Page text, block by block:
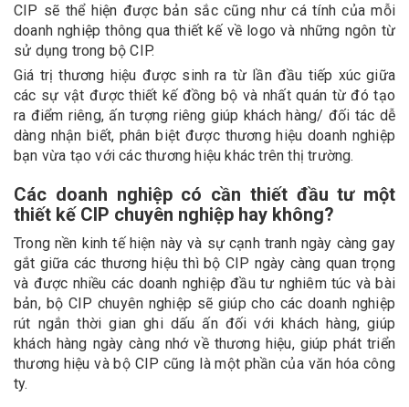
CIP sẽ thể hiện được bản sắc cũng như cá tính của mỗi
doanh nghiệp thông qua thiết kế về logo và những ngôn từ
sử dụng trong bộ CIP.
Giá trị thương hiệu được sinh ra từ lần đầu tiếp xúc giữa
các sự vật được thiết kế đồng bộ và nhất quán từ đó tạo
ra điểm riêng, ấn tượng riêng giúp khách hàng/ đối tác dễ
dàng nhận biết, phân biệt được thương hiệu doanh nghiệp
bạn vừa tạo với các thương hiệu khác trên thị trường.
Các doanh nghiệp có cần thiết đầu tư một
thiết kế CIP chuyên nghiệp hay không?
Trong nền kinh tế hiện này và sự cạnh tranh ngày càng gay
gắt giữa các thương hiệu thì bộ CIP ngày càng quan trọng
và được nhiều các doanh nghiệp đầu tư nghiêm túc và bài
bản, bộ CIP chuyên nghiệp sẽ giúp cho các doanh nghiệp
rút ngắn thời gian ghi dấu ấn đối với khách hàng, giúp
khách hàng ngày càng nhớ về thương hiệu, giúp phát triển
thương hiệu và bộ CIP cũng là một phần của văn hóa công
ty.